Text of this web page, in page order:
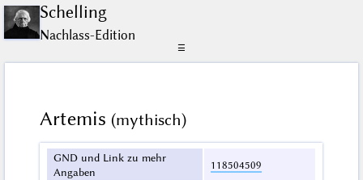
Schelling
Nachlass-Edition
☰
Artemis (mythisch)
GND und Link zu mehr
Angaben
118504509